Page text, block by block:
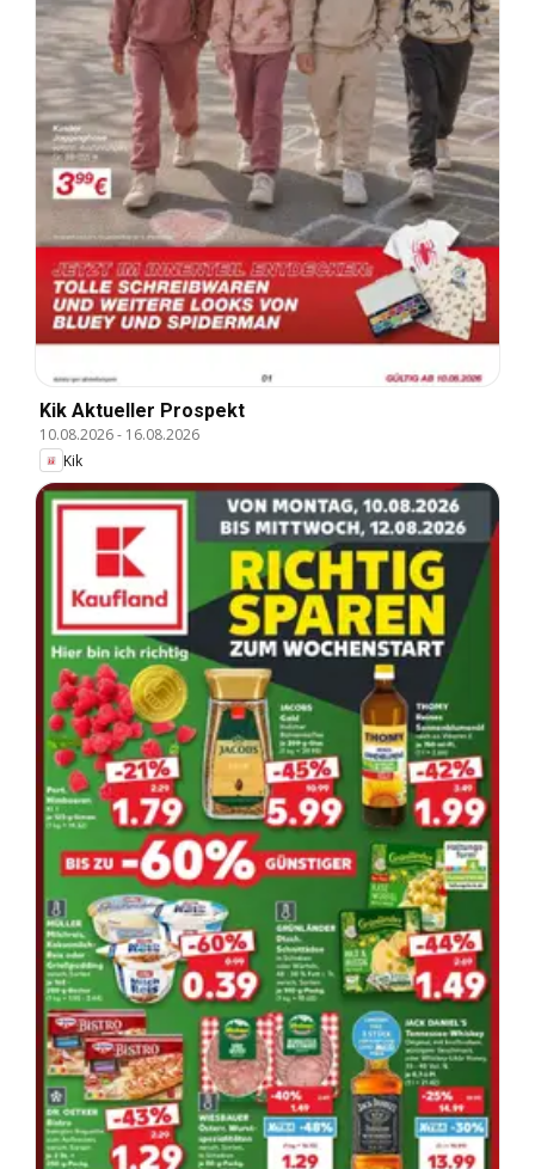
Kik Aktueller Prospekt
10.08.2026- 16.08.2026
Kik